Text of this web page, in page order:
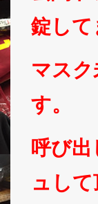
錠して
マス
す。
呼び
ュし